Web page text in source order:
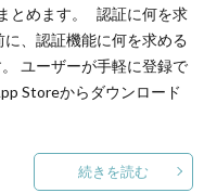
とめます。 認証に何を求
、認証機能に何を求める
ユーザーが手軽に登録で
Storeからダウンロード
続きを読む